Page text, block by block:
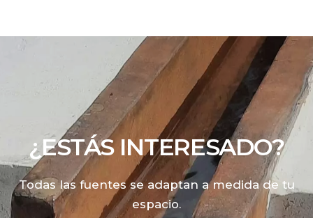
¿ESTÁS INTERESADO?
Todas las fuentes se adaptan a medida de tu
espacio.